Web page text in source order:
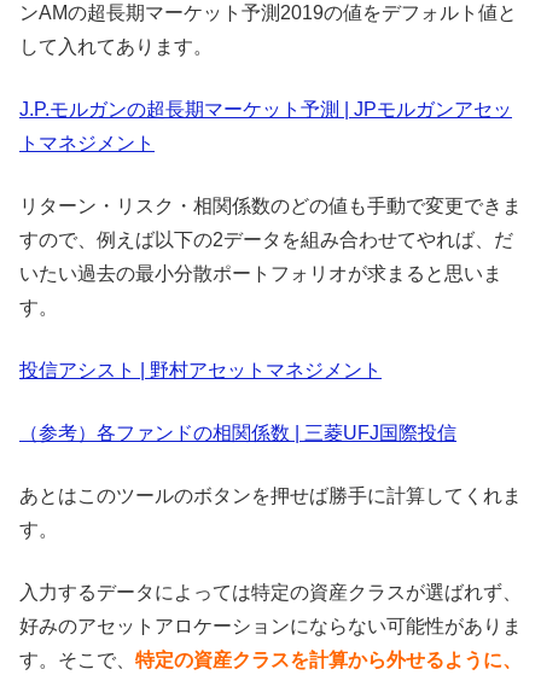
ンAMの超長期マーケット予測2019の値をデフォルト値と
して入れてあります。
J.P.モルガンの超長期マーケット予測 | JPモルガンアセッ
トマネジメント
リターン・リスク・相関係数のどの値も手動で変更できま
すので、例えば以下の2データを組み合わせてやれば、だ
いたい過去の最小分散ポートフォリオが求まると思いま
す。
投信アシスト | 野村アセットマネジメント
（参考）各ファンドの相関係数 | 三菱UFJ国際投信
あとはこのツールのボタンを押せば勝手に計算してくれま
す。
入力するデータによっては特定の資産クラスが選ばれず、
好みのアセットアロケーションにならない可能性がありま
す。そこで、 特定の資産クラスを計算から外せるように、